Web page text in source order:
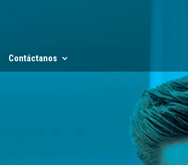
Contáctanos